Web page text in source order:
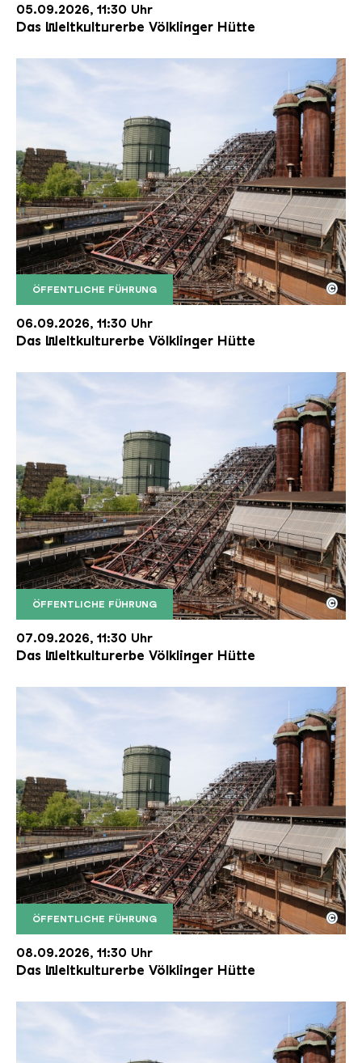
05.09.2026, 11:30 Uhr
Das Weltkulturerbe Völklinger Hütte
ÖFFENTLICHE FÜHRUNG
Der Erzschrägaufzug der Völklinger Hütte mit
Copyright: Weltkulturerbe Völklinger Hütte | Karl
©
06.09.2026, 11:30 Uhr
Das Weltkulturerbe Völklinger Hütte
ÖFFENTLICHE FÜHRUNG
Der Erzschrägaufzug der Völklinger Hütte mit
Copyright: Weltkulturerbe Völklinger Hütte | Karl
©
07.09.2026, 11:30 Uhr
Das Weltkulturerbe Völklinger Hütte
ÖFFENTLICHE FÜHRUNG
Der Erzschrägaufzug der Völklinger Hütte mit
Copyright: Weltkulturerbe Völklinger Hütte | Karl
©
08.09.2026, 11:30 Uhr
Das Weltkulturerbe Völklinger Hütte